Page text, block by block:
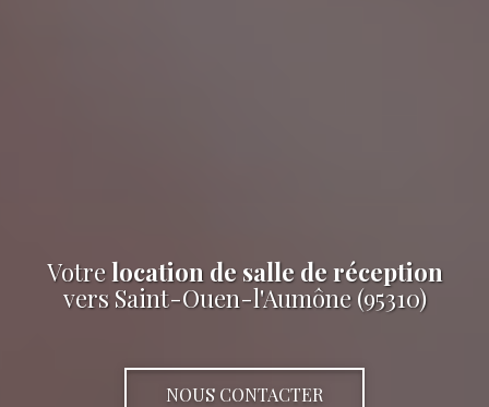
Votrelocation de salle de réception
vers Saint-Ouen-l'Aumône (95310)
NOUS CONTACTER